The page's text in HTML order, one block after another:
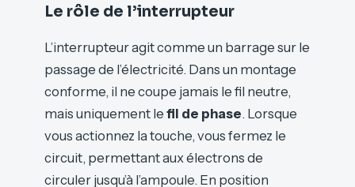
Le rôle de l’interrupteur
L’interrupteur agit comme un barrage sur le
passage de l’électricité. Dans un montage
conforme, il ne coupe jamais le fil neutre,
mais uniquement le fil de phase. Lorsque
vous actionnez la touche, vous fermez le
circuit, permettant aux électrons de
circuler jusqu’à l’ampoule. En position